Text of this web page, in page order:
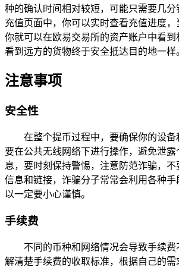
种的确认时间相对较短，可能只需要几
充值页面中，你可以实时查看充值进度，
你就可以在欧易交易所的资产账户中看到
看到远方的货物终于安全抵达目的地一样
注意事项
安全性
在整个提币过程中，要确保你的设
要在公共无线网络下进行操作，避免泄
息，要时刻保持警惕，注意防范诈骗，
信息和链接，诈骗分子常常会利用各种
以一定要小心谨慎。
手续费
不同的币种和网络情况会导致手续
解清楚手续费的收取标准，根据自己的